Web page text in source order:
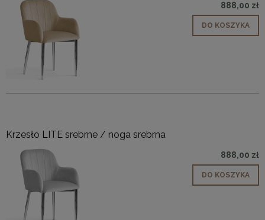
888,00 zł
DO KOSZYKA
Krzesło LITE srebrne / noga srebrna
888,00 zł
DO KOSZYKA